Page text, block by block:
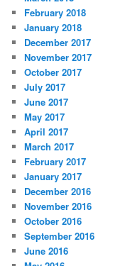
February 2018
January 2018
December 2017
November 2017
October 2017
July 2017
June 2017
May 2017
April 2017
March 2017
February 2017
January 2017
December 2016
November 2016
October 2016
September 2016
June 2016